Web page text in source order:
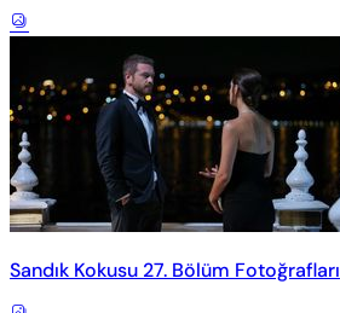
Sandık Kokusu 27. Bölüm Fotoğrafları